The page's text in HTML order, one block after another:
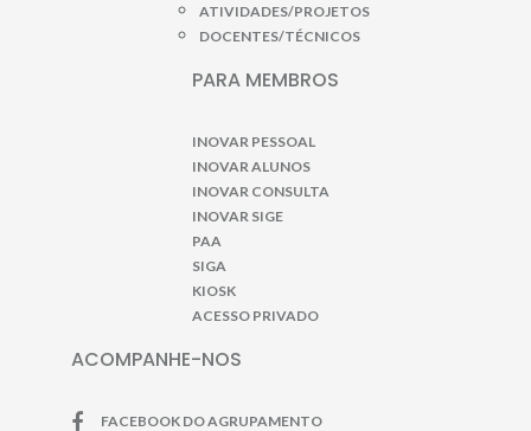
ATIVIDADES/PROJETOS
DOCENTES/TÉCNICOS
PARA MEMBROS
INOVAR PESSOAL
INOVAR ALUNOS
INOVAR CONSULTA
INOVAR SIGE
PAA
SIGA
KIOSK
ACESSO PRIVADO
ACOMPANHE-NOS
FACEBOOK DO AGRUPAMENTO